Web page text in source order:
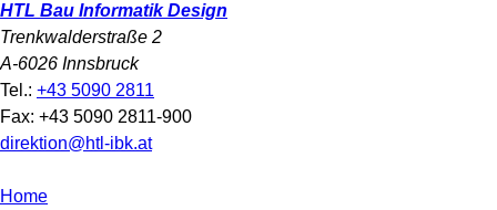
HTL Bau Informatik Design
Trenkwalderstraße 2
A-6026 Innsbruck
Tel.: +43 5090 2811
Fax: +43 5090 2811-900
direktion@htl-ibk.at
Home